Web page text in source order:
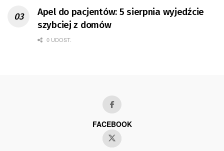
Apel do pacjentów: 5 sierpnia wyjedźcie
szybciej z domów
0 UDOST.
FACEBOOK